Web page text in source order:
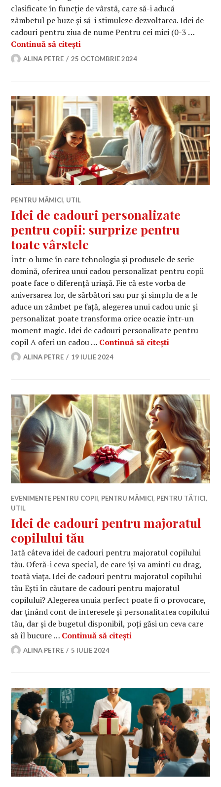
clasificate în funcție de vârstă, care să-i aducă
zâmbetul pe buze și să-i stimuleze dezvoltarea. Idei de
cadouri pentru ziua de nume Pentru cei mici (0-3 …
Continuă să citești
ALINA PETRE 25 OCTOMBRIE 2024
PENTRU MĂMICI, UTIL
Idei de cadouri personalizate
pentru copii: surprize pentru
toate vârstele
Într-o lume în care tehnologia și produsele de serie
domină, oferirea unui cadou personalizat pentru copii
poate face o diferență uriașă. Fie că este vorba de
aniversarea lor, de sărbători sau pur și simplu de a le
aduce un zâmbet pe față, alegerea unui cadou unic și
personalizat poate transforma orice ocazie într-un
moment magic. Idei de cadouri personalizate pentru
copil A oferi un cadou … Continuă să citești
ALINA PETRE 19 IULIE 2024
EVENIMENTE PENTRU COPII, PENTRU MĂMICI, PENTRU TĂTICI,
UTIL
Idei de cadouri pentru majoratul
copilului tău
Iată câteva idei de cadouri pentru majoratul copilului
tău. Oferă-i ceva special, de care își va aminti cu drag,
toată viața. Idei de cadouri pentru majoratul copilului
tău Ești în căutare de cadouri pentru majoratul
copilului? Alegerea unuia perfect poate fi o provocare,
dar ținând cont de interesele și personalitatea copilului
tău, dar și de bugetul disponibil, poți găsi un ceva care
să îl bucure … Continuă să citești
ALINA PETRE 5 IULIE 2024